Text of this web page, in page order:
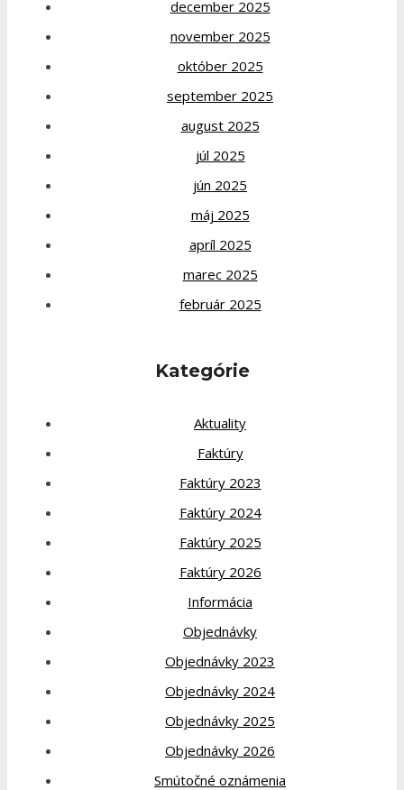
december 2025
november 2025
október 2025
september 2025
august 2025
júl 2025
jún 2025
máj 2025
apríl 2025
marec 2025
február 2025
Kategórie
Aktuality
Faktúry
Faktúry 2023
Faktúry 2024
Faktúry 2025
Faktúry 2026
Informácia
Objednávky
Objednávky 2023
Objednávky 2024
Objednávky 2025
Objednávky 2026
Smútočné oznámenia